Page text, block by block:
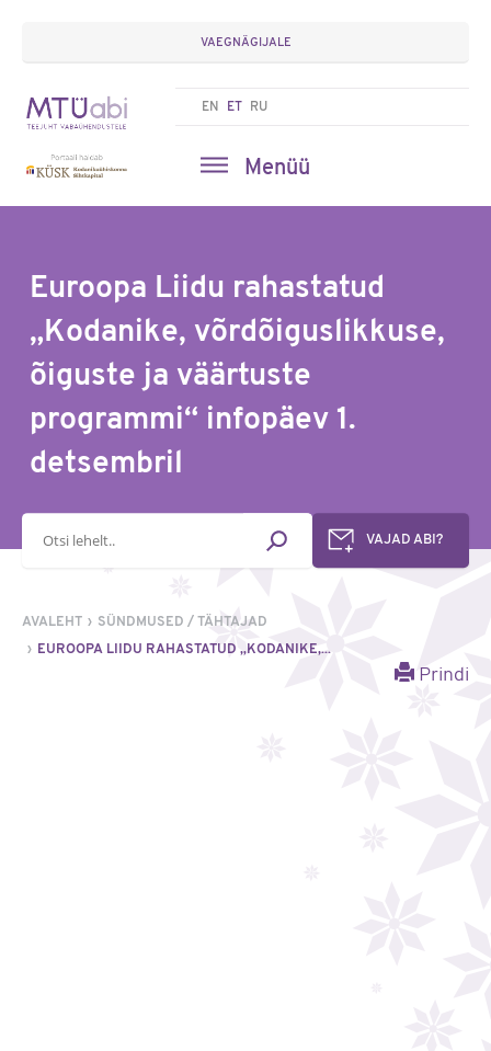
VAEGNÄGIJALE
EN ET RU
Menüü
Euroopa Liidu rahastatud
„Kodanike, võrdõiguslikkuse,
õiguste ja väärtuste
programmi“ infopäev 1.
detsembril
Otsisõna
VAJAD ABI?
AVALEHT SÜNDMUSED / TÄHTAJAD
EUROOPA LIIDU RAHASTATUD „KODANIKE,...
Prindi